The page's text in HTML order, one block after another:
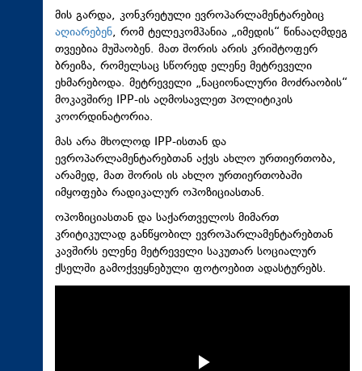
მის გარდა, კონკრეტული ევროპარლამენტარებიც
აღიარებენ, რომ ტელეკომპანია „იმედის“ წინააღმდეგ
თვეებია მუშაობენ. მათ შორის არის კრიშტოფერ
ბრეიზა, რომელსაც სწორედ ელენე მეტრეველი
ეხმარებოდა. მეტრეველი „ნაციონალური მოძრაობის“
მოკავშირე IPP-ის აღმოსავლეთ პოლიტიკის
კოორდინატორია.
მას არა მხოლოდ IPP-ისთან და
ევროპარლამენტარებთან აქვს ახლო ურთიერთობა,
არამედ, მათ შორის ის ახლო ურთიერთობაში
იმყოფება რადიკალურ ოპოზიციასთან.
ოპოზიციასთან და საქართველოს მიმართ
კრიტიკულად განწყობილ ევროპარლამენტარებთან
კავშირს ელენე მეტრეველი საკუთარ სოციალურ
ქსელში გამოქვეყნებული ფოტოებით ადასტურებს.